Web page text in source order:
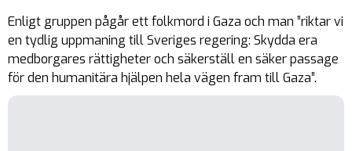
Enligt gruppen pågår ett folkmord i Gaza och man ”riktar vi
en tydlig uppmaning till Sveriges regering: Skydda era
medborgares rättigheter och säkerställ en säker passage
för den humanitära hjälpen hela vägen fram till Gaza”.